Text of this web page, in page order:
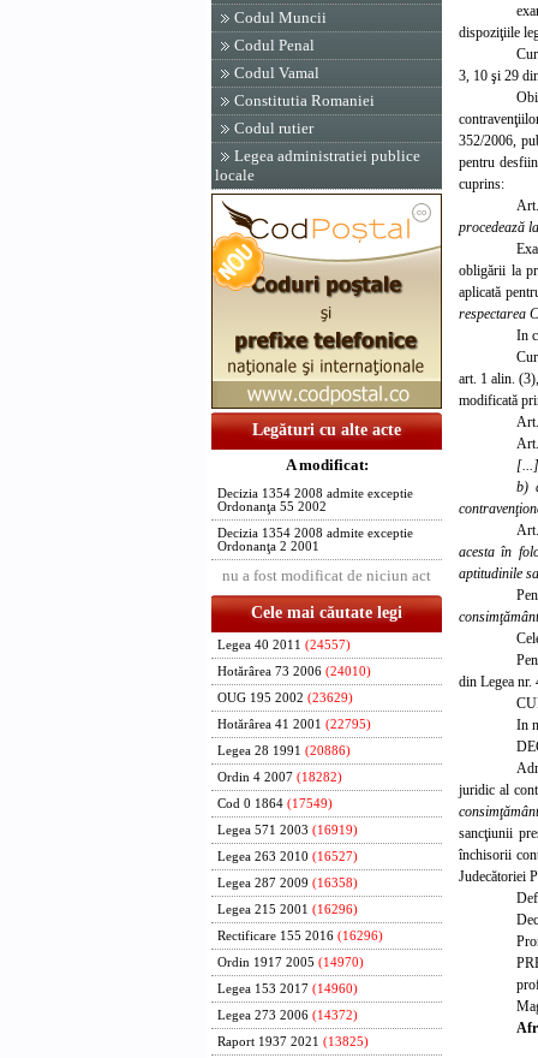
Codul Muncii
Codul Penal
Codul Vamal
Constitutia Romaniei
Codul rutier
Legea administratiei publice
locale
Legături cu alte acte
A modificat:
Decizia 1354 2008 admite exceptie
Ordonanţa 55 2002
Decizia 1354 2008 admite exceptie
Ordonanţa 2 2001
nu a fost modificat de niciun act
Cele mai căutate legi
Legea 40 2011 (24557)
Hotărârea 73 2006 (24010)
OUG 195 2002 (23629)
Hotărârea 41 2001 (22795)
Legea 28 1991 (20886)
Ordin 4 2007 (18282)
Cod 0 1864 (17549)
Legea 571 2003 (16919)
Legea 263 2010 (16527)
Legea 287 2009 (16358)
Legea 215 2001 (16296)
Rectificare 155 2016 (16296)
Ordin 1917 2005 (14970)
Legea 153 2017 (14960)
Legea 273 2006 (14372)
Raport 1937 2021 (13825)
dispoziţiile
3, 10 şi 29
352/2006,
pentru
cuprins:
procedează
obligării la
aplicată
respectarea
In
art. 1 alin.
modificată
[...]
b)
acesta în
aptitudinile
din Legea nr.
In
juridic al
sancţiunii
închisorii
Judecătoriei